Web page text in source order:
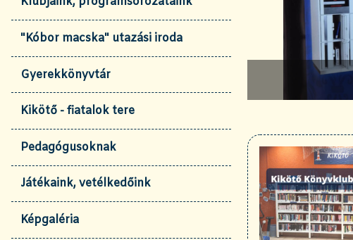
"Kóbor macska" utazási iroda
Gyerekkönyvtár
Kikötő - fiatalok tere
Pedagógusoknak
Játékaink, vetélkedőink
Képgaléria